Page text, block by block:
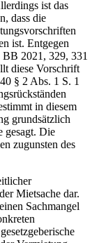
ist das
dass die
ist. Entgegen
2021, 329, 331
diese Vorschrift
§ 2 Abs. 1 S. 1
in diesem
grundsätzlich
gesagt. Die
zugunsten des
Mietsache dar.
Sachmangel